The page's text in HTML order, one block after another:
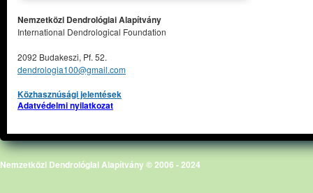
Nemzetközi Dendrológiai Alapítvány
International Dendrological Foundation
2092 Budakeszi, Pf. 52.
dendrologia100@gmail.com
Közhasznúsági jelentések
Adatvédelmi nyilatkozat
Nemzetközi Dendrológiai Alapítvány © 2006 - 2024